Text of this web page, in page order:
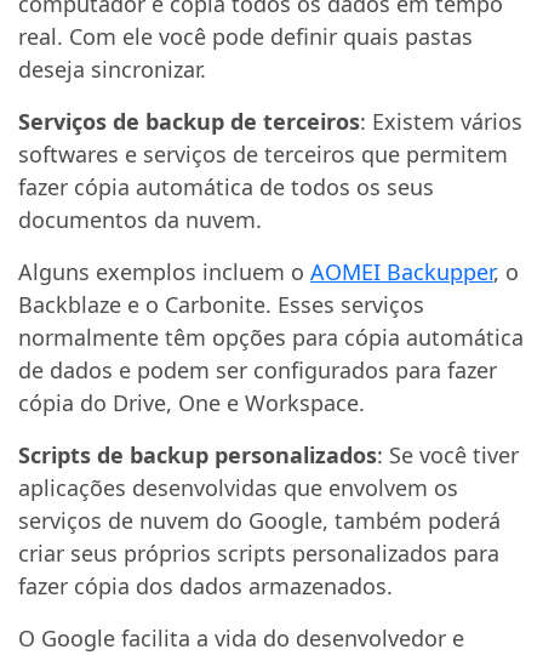
real. Com ele você pode definir quais pastas
deseja sincronizar.
Serviços de backup de terceiros: Existem vários
softwares e serviços de terceiros que permitem
fazer cópia automática de todos os seus
documentos da nuvem.
Alguns exemplos incluem o AOMEI Backupper, o
Backblaze e o Carbonite. Esses serviços
normalmente têm opções para cópia automática
de dados e podem ser configurados para fazer
cópia do Drive, One e Workspace.
Scripts de backup personalizados: Se você tiver
aplicações desenvolvidas que envolvem os
serviços de nuvem do Google, também poderá
criar seus próprios scripts personalizados para
fazer cópia dos dados armazenados.
O Google facilita a vida do desenvolvedor e